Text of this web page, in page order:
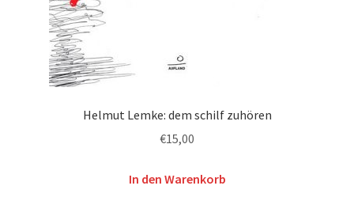
Helmut Lemke: dem schilf zuhören
€15,00
In den Warenkorb